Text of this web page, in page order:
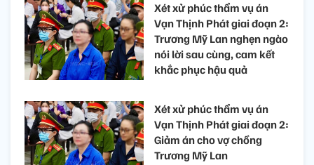
Xét xử phúc thẩm vụ án
Vạn Thịnh Phát giai đoạn 2:
Trương Mỹ Lan nghẹn ngào
nói lời sau cùng, cam kết
khắc phục hậu quả
Xét xử phúc thẩm vụ án
Vạn Thịnh Phát giai đoạn 2:
Giảm án cho vợ chồng
Trương Mỹ Lan